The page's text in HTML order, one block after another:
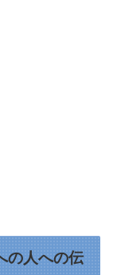
の人への伝